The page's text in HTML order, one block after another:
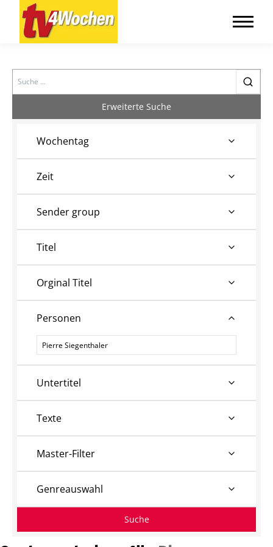
Search
Erweiterte Suche
Wochentag
Zeit
Sender group
Titel
Orginal Titel
Personen
Personen
Untertitel
Texte
Master-Filter
Genreauswahl
Suche